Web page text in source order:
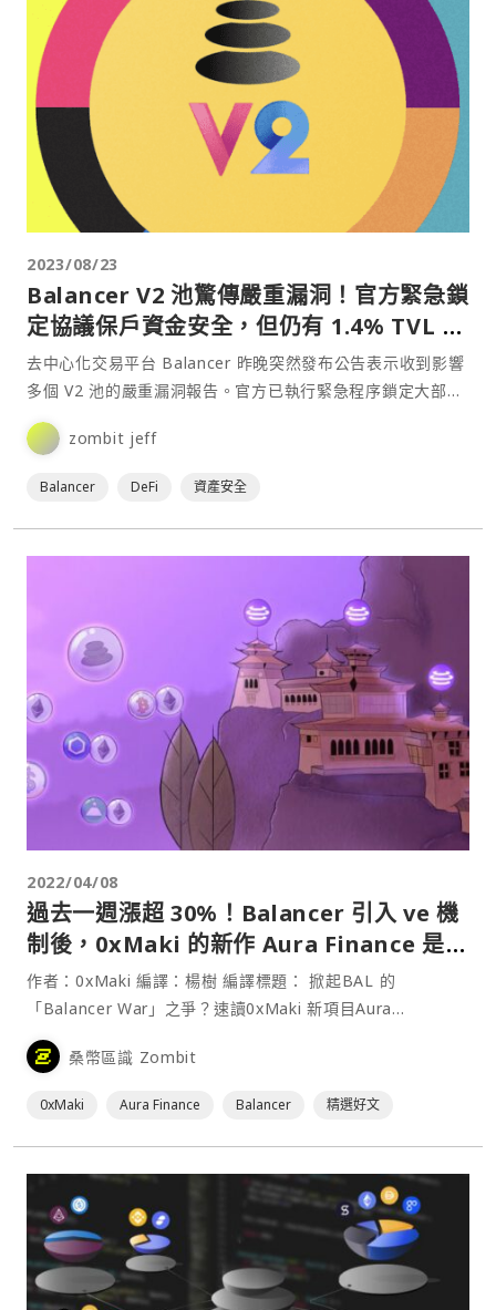
2023/08/23
Balancer V2 池驚傳嚴重漏洞！官方緊急鎖
定協議保戶資金安全，但仍有 1.4% TVL 面
臨風險
去中心化交易平台 Balancer 昨晚突然發布公告表示收到影響
多個 V2 池的嚴重漏洞報告。官方已執行緊急程序鎖定大部分
V2 池以確保資金安全，但部分池子因為無法鎖定仍面臨風
險，建議用戶立即撤池以確保安全。⋯
zombit jeff
Balancer DeFi 資產安全
2022/04/08
過去一週漲超 30%！Balancer 引入 ve 機
制後，0xMaki 的新作 Aura Finance 是否
能掀起 Balancer War？
作者：0xMaki 編譯：楊樹 編譯標題： 掀起BAL 的
「Balancer War」之爭？速讀0xMaki 新項目Aura
Finance⋯
桑幣區識 Zombit
0xMaki Aura Finance Balancer 精選好文